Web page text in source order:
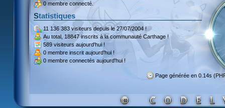
0 membre connecté.
Statistiques
11 136 383 visiteursdepuis le 27/07/2004 !
Au total, 18847 inscritsà la communauté Carthage !
589 visiteurs aujourd'hui !
0 membre inscrit aujourd'hui !
0 membre connectés aujourd'hui !
Page générée en 0.14s